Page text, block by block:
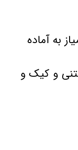
به آماده
و کیک و